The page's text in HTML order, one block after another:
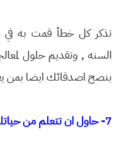
تذكر كل خطأ قمت به في
السنه , وتقديم حلول
بنصح اصدقائك ايضا بمن
7- حاول ان تتعلم من حياتك الدراسيه مهارات للدراسه